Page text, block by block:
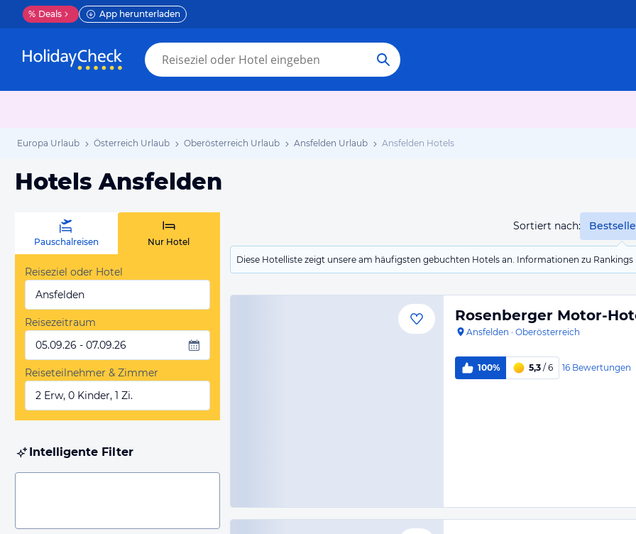
% Deals App herunterladen
Europa Urlaub Österreich Urlaub Oberösterreich Urlaub Ansfelden Urlaub Ansfelden Hotels
Hotels Ansfelden
Sortiert nach:
Diese Hotelliste zeigt unsere am häufigsten gebuchten Hotels an. Informationen zu
Pauschalreisen Nur Hotel
Reiseziel oder Hotel
Ansfelden
Reisezeitraum
05.09.26 - 07.09.26
Reiseteilnehmer & Zimmer
2 Erw, 0 Kinder, 1 Zi.
Intelligente Filter
Rosenberger Motor-
Ansfelden · Oberösterreich
100% 5,3 / 6 16 Bewertungen